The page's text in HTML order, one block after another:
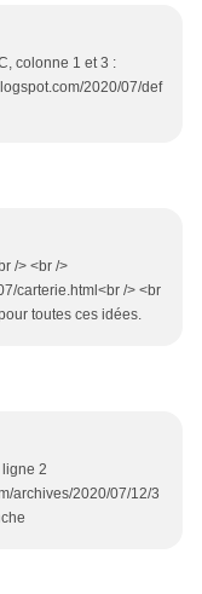
colonne 1 et 3 :
2020/07/def
/> <br />
carterie.html<br /> <br
toutes ces idées.
2
archives/2020/07/12/3